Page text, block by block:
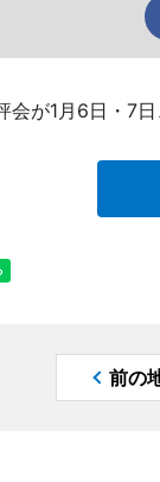
会が1月6日・7
前の